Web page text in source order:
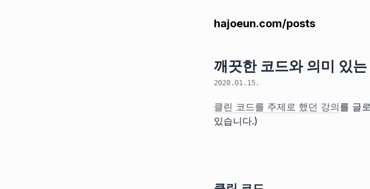
hajoeun.com/posts
깨끗한 코드와 의미 있
2020.01.15.
클린 코드를 주제로 했던 강의를 글
있습니다.)